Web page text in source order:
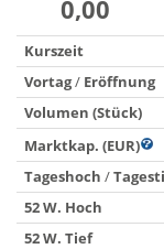
0,00
Kurszeit
Vortag/ Eröffnung
Volumen (Stück)
Marktkap. (EUR)
Tageshoch /
52 W. Hoch
52 W. Tief